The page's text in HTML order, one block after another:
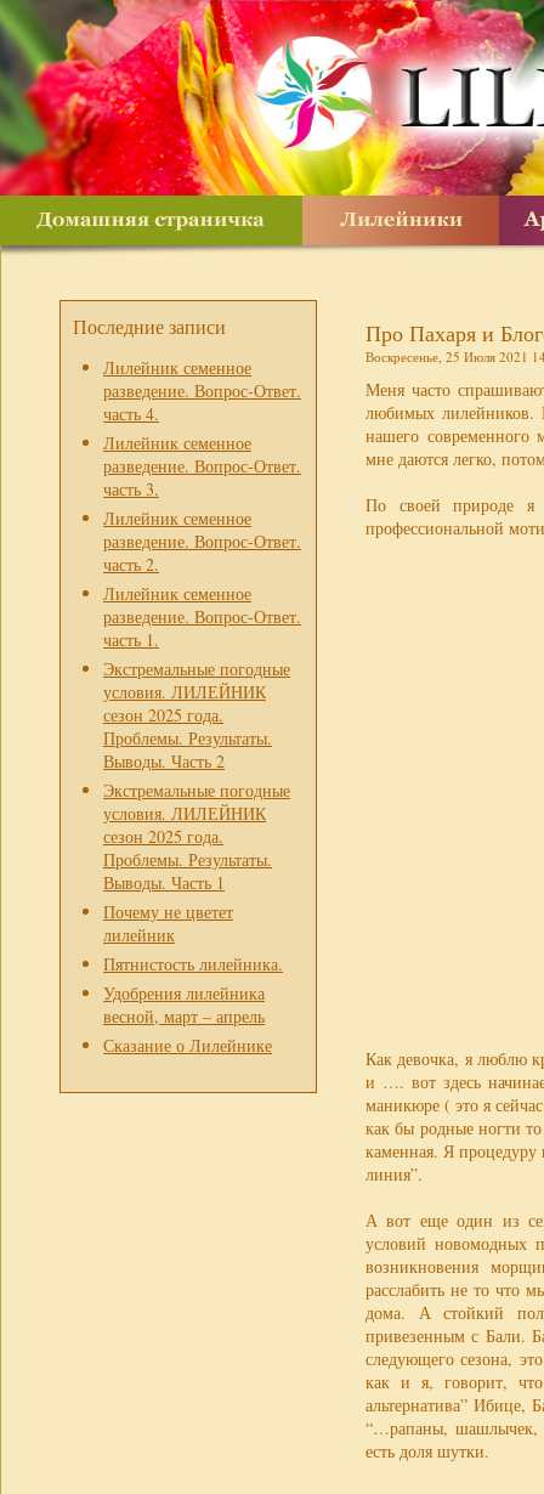
Последние записи
Лилейник семенное
разведение. Вопрос-Ответ.
часть 4.
Лилейник семенное
разведение. Вопрос-Ответ.
часть 3.
Лилейник семенное
разведение. Вопрос-Ответ.
часть 2.
Лилейник семенное
разведение. Вопрос-Ответ.
часть 1.
Экстремальные погодные
условия. ЛИЛЕЙНИК
сезон 2025 года.
Проблемы. Результаты.
Выводы. Часть 2
Экстремальные погодные
условия. ЛИЛЕЙНИК
сезон 2025 года.
Проблемы. Результаты.
Выводы. Часть 1
Почему не цветет
лилейник
Пятнистость лилейника.
Удобрения лилейника
весной, март – апрель
Сказание о Лилейнике
Про Пахаря и
Воскресенье, 25 Июля 2021
Меня часто
любимых лилейников.
нашего современного
мне даются легко,
По своей природе я
профессиональной
Как девочка, я люблю
и …. вот здесь
маникюре ( это я
как бы родные ногти
каменная. Я
линия”.
А вот еще один из
условий новомодных
возникновения
расслабить не то что
дома. А стойкий
привезенным с Бали.
следующего сезона,
как и я, говорит,
альтернатива” Ибице,
“…рапаны, шашлычек,
есть доля шутки.